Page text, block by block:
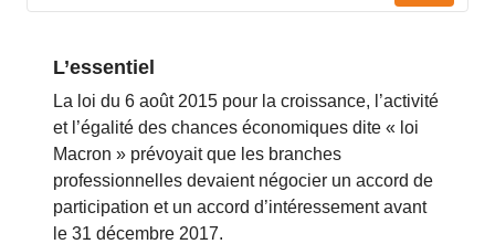
L’essentiel
La loi du 6 août 2015 pour la croissance, l’activité
et l’égalité des chances économiques dite « loi
Macron » prévoyait que les branches
professionnelles devaient négocier un accord de
participation et un accord d’intéressement avant
le 31 décembre 2017.